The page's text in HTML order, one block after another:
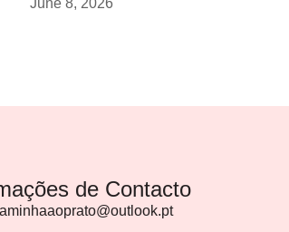
June 8, 2026
de Contacto